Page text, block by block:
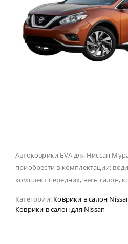
Автоковрики EVA для Ниссан
приобрести в комплектации:
комплект передних, весь салон,
Категории: Коврики в салон
Коврики в салон для Nissan